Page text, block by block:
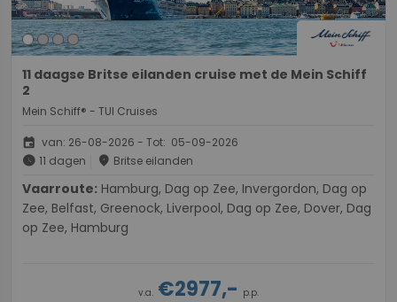
11 daagse Britse eilanden cruise met de Mein Schiff
2
Mein Schiff® - TUI Cruises
event van: 26-08-2026 - Tot: 05-09-2026
schedule 11 dagen place Britse eilanden
Vaarroute:
Zee, Belfast, Greenock, Liverpool, Dag op Zee, Dover, Dag
op Zee, Hamburg
v.a. €2977,- p.p.